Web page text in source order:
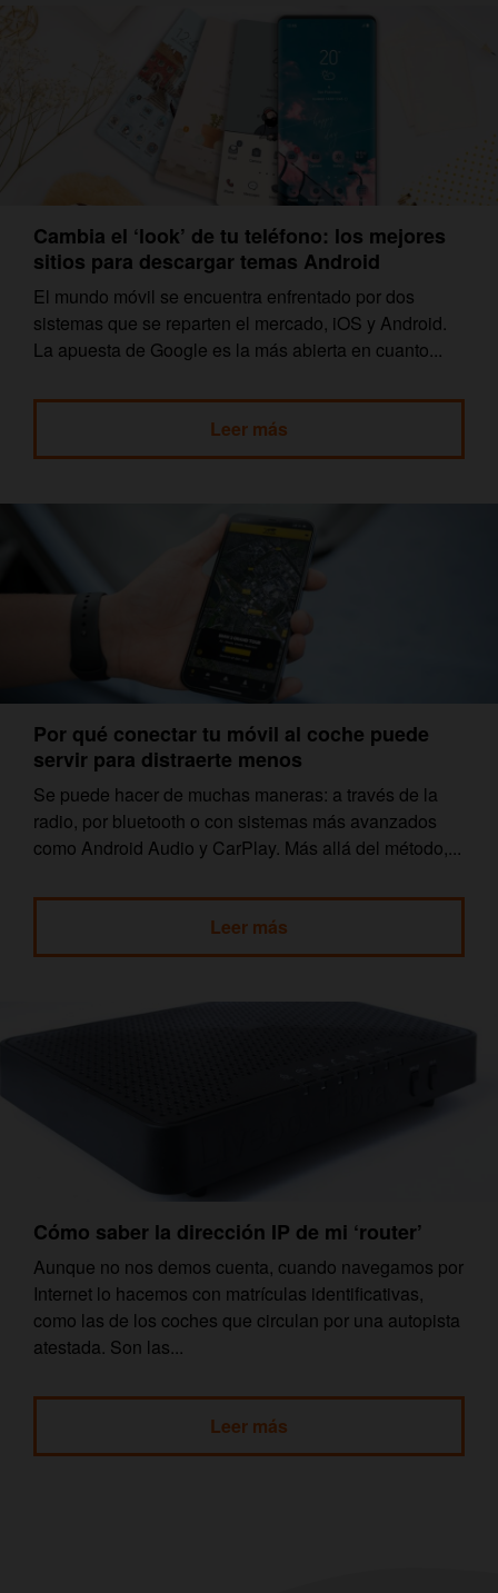
Cambia el ‘look’ de tu teléfono: los mejores
sitios para descargar temas Android
El mundo móvil se encuentra enfrentado por dos
sistemas que se reparten el mercado, iOS y Android.
La apuesta de Google es la más abierta en cuanto...
Leer más
Por qué conectar tu móvil al coche puede
servir para distraerte menos
Se puede hacer de muchas maneras: a través de la
radio, por bluetooth o con sistemas más avanzados
como Android Audio y CarPlay. Más allá del método,...
Leer más
Cómo saber la dirección IP de mi ‘router’
Aunque no nos demos cuenta, cuando navegamos por
Internet lo hacemos con matrículas identificativas,
como las de los coches que circulan por una autopista
atestada. Son las...
Leer más